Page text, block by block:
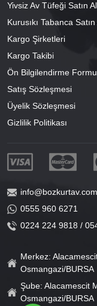
Yivsiz Av Tüfeği Satın
Kurusıkı Tabanca
Kargo Şirketleri
Kargo Takibi
Ön Bilgilendirme Formu
Satış Sözleşmesi
Üyelik Sözleşmesi
Gizlilik Politikası
info@bozkurtav.com
0555 960 6271
0224 224 9818 /
Merkez:
Osmangazi/BURSA
Şube: Alacamescit
Osmangazi/BURSA